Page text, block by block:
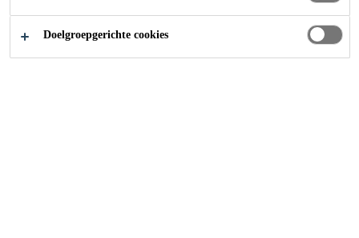
Doelgroepgerichte cookies